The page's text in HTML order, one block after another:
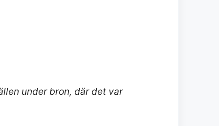
under bron, där det var